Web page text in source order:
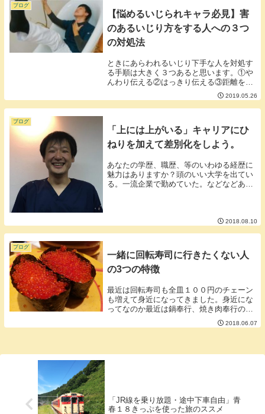
ブログ
【悩めるいじられキャラ必見】害
のあるいじり方をする人への３つ
の対処法
ときにあらわれるいじり下手な人を対処す
る手順は大きく３つあると思います。①や
んわり伝える②はっきり伝える③距離を置
く、無視する、縁を切るやんわりとそのい
じり方が嫌なことを伝えればわかってくれ
る人もいます。しかし、やんわりでは気付
2019.05.26
ブログ
「上には上がいる」キャリアにひ
ねりを加えて差別化をしよう。
あなたの学歴、職歴、等のいわゆる経歴に
魅力はありますか？頭のいい大学を出てい
る。一流企業で勤めていた。などなどあま
2018.08.10
ブログ
一緒に回転寿司に行きたくない人
の3つの特徴
最近は回転寿司も全皿１００円のチェーン
も増えて身近になってきました。身近にな
ってなのか最近は鍋奉行、焼き肉奉行のよ
うな「奉行」が回転寿司にも現れることが
あるそうです。今回はその回転寿司奉行に
2018.06.07
「JR線を乗り放題・途中下車自由」青
春１８きっぷを使った旅のススメ